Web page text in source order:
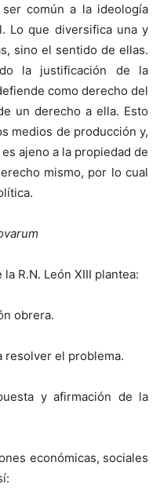
común a la ideología
Lo que diversifica una y
sino el sentido de ellas.
la justificación de la
como derecho del
un derecho a ella. Esto
medios de producción y,
ajeno a la propiedad de
mismo, por lo cual
R.N. León XIII plantea:
obrera.
el problema.
y afirmación de la
económicas, sociales